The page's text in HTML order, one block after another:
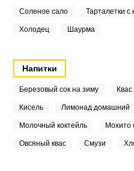
Соленое сало Тарталетки с
Холодец Шаурма
Напитки
Березовый сок на зиму
Кисель Лимонад домашний
Молочный коктейль Мохито
Овсяный квас Смузи